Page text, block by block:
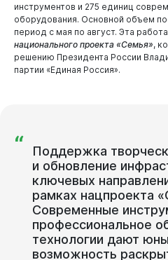
инструментов и 275 единиц
оборудования. Основной объем
период с мая по август. Эта
национального проекта «Семья»,
решению Президента России
партии «Единая Россия».
“
Поддержка
и обновление
ключевых
рамках нацпроекта
Современные
профессиональное
технологии дают
возможность